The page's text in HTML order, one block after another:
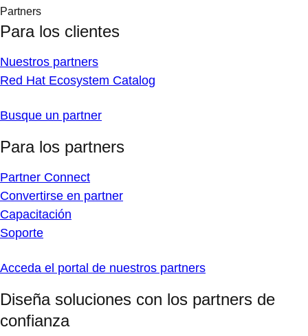
Partners
Para los clientes
Nuestros partners
Red Hat Ecosystem Catalog
Busque un partner
Para los partners
Partner Connect
Convertirse en partner
Capacitación
Soporte
Acceda el portal de nuestros partners
Diseña soluciones con los partners de
confianza